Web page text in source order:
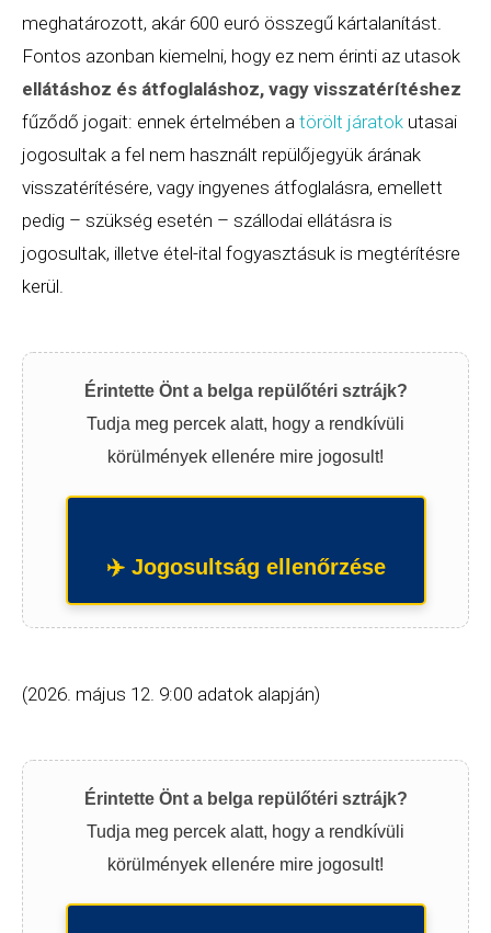
meghatározott, akár 600 euró összegű kártalanítást.
Fontos azonban kiemelni, hogy ez nem érinti az utasok
ellátáshoz és átfoglaláshoz, vagy visszatérítéshez
fűződő jogait: ennek értelmében a törölt járatok utasai
jogosultak a fel nem használt repülőjegyük árának
visszatérítésére, vagy ingyenes átfoglalásra, emellett
pedig – szükség esetén – szállodai ellátásra is
jogosultak, illetve étel-ital fogyasztásuk is megtérítésre
kerül.
Érintette Önt a belga repülőtéri sztrájk?
Tudja meg percek alatt, hogy a rendkívüli
körülmények ellenére mire jogosult!
✈️ Jogosultság ellenőrzése
(2026. május 12. 9:00 adatok alapján)
Érintette Önt a belga repülőtéri sztrájk?
Tudja meg percek alatt, hogy a rendkívüli
körülmények ellenére mire jogosult!